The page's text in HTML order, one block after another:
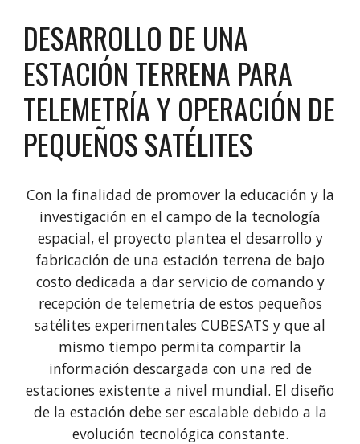
DESARROLLO DE UNA
ESTACIÓN TERRENA PARA
TELEMETRÍA Y OPERACIÓN DE
PEQUEÑOS SATÉLITES
Con la finalidad de promover la educación y la
investigación en el campo de la tecnología
espacial, el proyecto plantea el desarrollo y
fabricación de una estación terrena de bajo
costo dedicada a dar servicio de comando y
recepción de telemetría de estos pequeños
satélites experimentales CUBESATS y que al
mismo tiempo permita compartir la
información descargada con una red de
estaciones existente a nivel mundial. El diseño
de la estación debe ser escalable debido a la
evolución tecnológica constante.